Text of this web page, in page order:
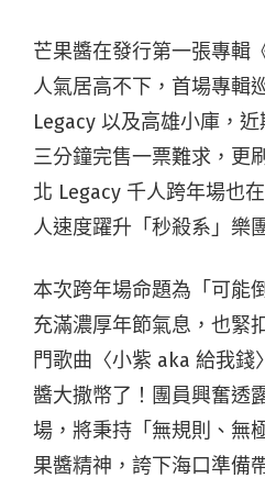
芒果醬在發行第一張專輯
人氣居高不下，首場專輯
Legacy 以及高雄小庫，
三分鐘完售一票難求，更
北 Legacy 千人跨年場也
人速度躍升「秒殺系」樂
本次跨年場命題為「可能
充滿濃厚年節氣息，也緊
門歌曲〈小紫 aka 給我錢
醬大撒幣了！團員興奮透
場，將秉持「無規則、無
果醬精神，誇下海口準備